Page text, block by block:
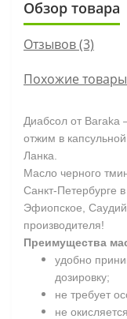
Обзор товара
Отзывов (3)
Похожие товары
Диабсол от Baraka
отжим в
Ланка.
Масло черного
Санкт-Петербурге
Эфиопское,
производителя!
Преимущества
удобно
дозировку;
не требует
не